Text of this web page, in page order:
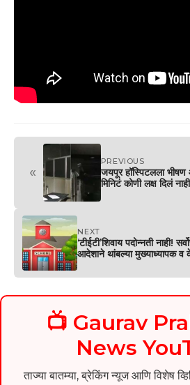
«
PREVIOUS
जयपूर हॉस्पिटलला
मिनिटं कोणी लक्ष दिलं
NEXT
‘टीईटी’शिवाय पदोन्नती नाही!
आदेशाने थांबल्या मुख्याध्यापक व
📺 Gaurav
News
ताज्या बातम्या, ब्रेकिंग न्यूज आणि विशेष